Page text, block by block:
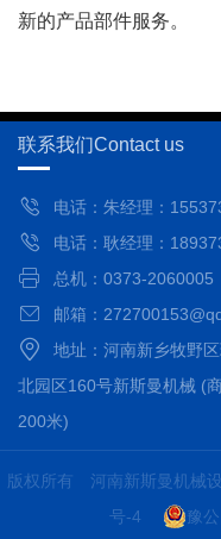
新的产品部件服务。
联系我们Contact us
电话：朱经理：
电话：耿经理：
总机：0373-2060005
邮箱：
地址：河南新乡牧野
北园区160号新斯曼机械 (
200米)
版权所有 河南新斯曼机械
号-4
豫